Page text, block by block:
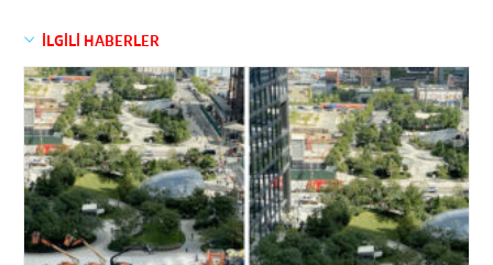
İLGİLİ HABERLER